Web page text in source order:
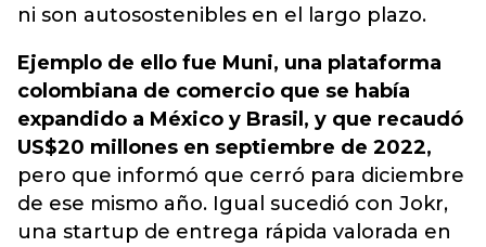
ni son autosostenibles en el largo plazo.
Ejemplo de ello fue Muni, una plataforma
colombiana de comercio que se había
expandido a México y Brasil, y que recaudó
US$20 millones en septiembre de 2022,
pero que informó que cerró para diciembre
de ese mismo año. Igual sucedió con Jokr,
una startup de entrega rápida valorada en